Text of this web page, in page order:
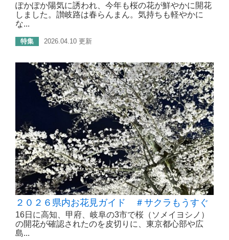
ぽかぽか陽気に誘われ、今年も桜の花が鮮やかに開花
しました。讃岐路は春らんまん。気持ちも軽やかに
な...
特集 2026.04.10 更新
２０２６県内お花見ガイド ＃サクラもうすぐ
16日に高知、甲府、岐阜の3市で桜（ソメイヨシノ）
の開花が確認されたのを皮切りに、東京都心部や広
島...